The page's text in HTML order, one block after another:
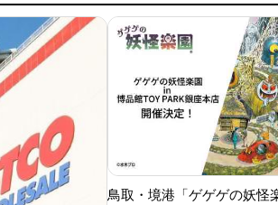
鳥取・境港「ゲゲゲの妖怪